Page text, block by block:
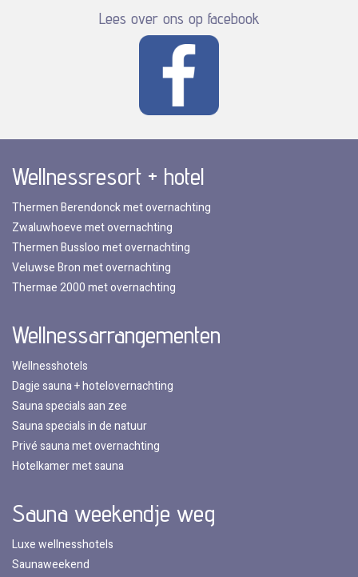
Lees over ons op facebook
Wellnessresort + hotel
Thermen Berendonck met overnachting
Zwaluwhoeve met overnachting
Thermen Bussloo met overnachting
Veluwse Bron met overnachting
Thermae 2000 met overnachting
Wellnessarrangementen
Wellnesshotels
Dagje sauna + hotelovernachting
Sauna specials aan zee
Sauna specials in de natuur
Privé sauna met overnachting
Hotelkamer met sauna
Sauna weekendje weg
Luxe wellnesshotels
Saunaweekend